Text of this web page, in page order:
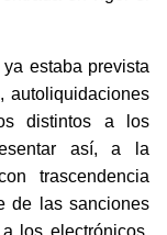
estaba prevista
autoliquidaciones
distintos a los
así, a la
trascendencia
de las sanciones